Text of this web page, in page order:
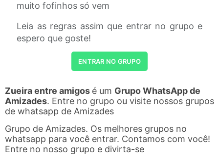
muito fofinhos só vem
Leia as regras assim que entrar no grupo e
espero que goste!
ENTRAR NO GRUPO
Zueira entre amigos é um Grupo WhatsApp de
Amizades. Entre no grupo ou visite nossos grupos
de whatsapp de Amizades
Grupo de Amizades. Os melhores grupos no
whatsapp para você entrar. Contamos com você!
Entre no nosso grupo e divirta-se